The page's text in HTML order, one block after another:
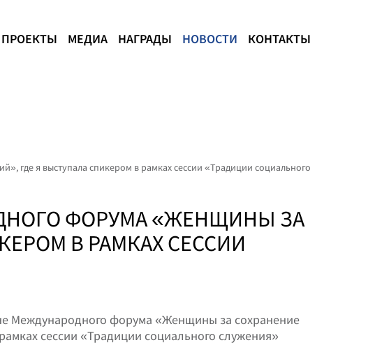
ПРОЕКТЫ МЕДИА НАГРАДЫ НОВОСТИ КОНТАКТЫ
где я выступала спикером в рамках сессии «Традиции социального
ФОРУМА «ЖЕНЩИНЫ ЗА
В РАМКАХ СЕССИИ
Международного форума «Женщины за сохранение
сессии «Традиции социального служения»